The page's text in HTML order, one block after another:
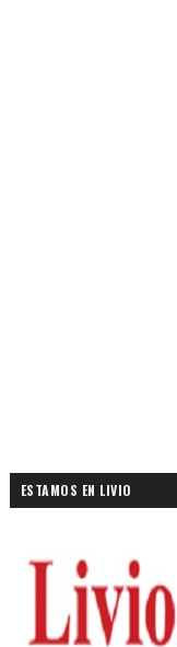
ESTAMOS EN LIVIO